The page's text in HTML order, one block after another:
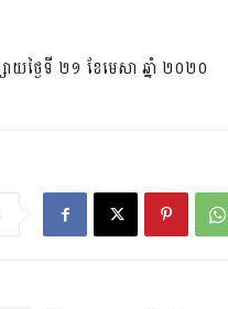
យថ្ងៃទី ២១ ខែមេសា ឆ្នាំ ២០២០